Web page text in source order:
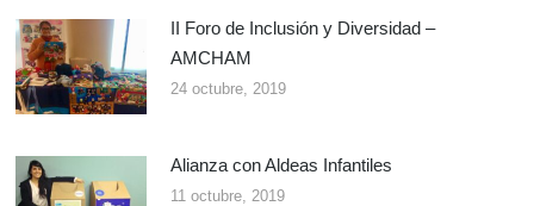
II Foro de Inclusión y Diversidad –
AMCHAM
24 octubre, 2019
Alianza con Aldeas Infantiles
11 octubre, 2019